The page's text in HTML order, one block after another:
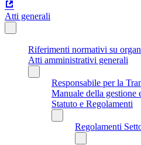
Atti generali
Riferimenti normativi su
Atti amministrativi generali
Responsabile per la
Manuale della gestione
Statuto e Regolamenti
Regolamenti